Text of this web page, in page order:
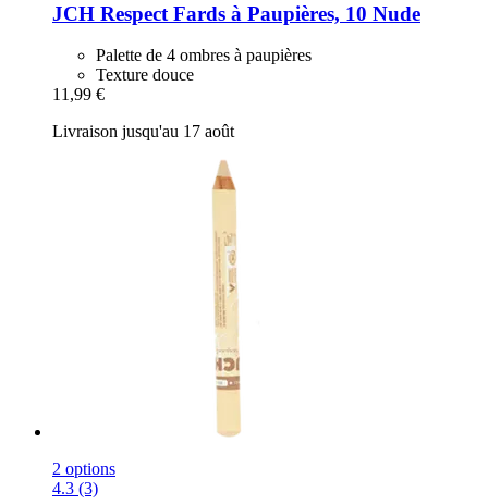
JCH Respect Fards à Paupières, 10 Nude
Palette de 4 ombres à paupières
Texture douce
11,99 €
Livraison jusqu'au 17 août
2 options
4.3 (3)